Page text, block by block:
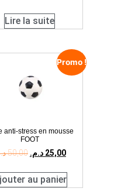
Lire la suite
Promo !
anti-stress en mousse
FOOT
50,00 25,00 د.م.
au panier